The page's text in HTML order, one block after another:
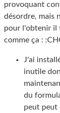
provoquant
désordre, mais
pour l'obtenir il
comme ça :
J'ai
inutile
du
peut peut